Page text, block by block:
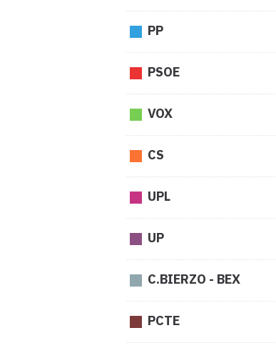
PP
PSOE
VOX
CS
UPL
UP
C.BIERZO - BEX
PCTE